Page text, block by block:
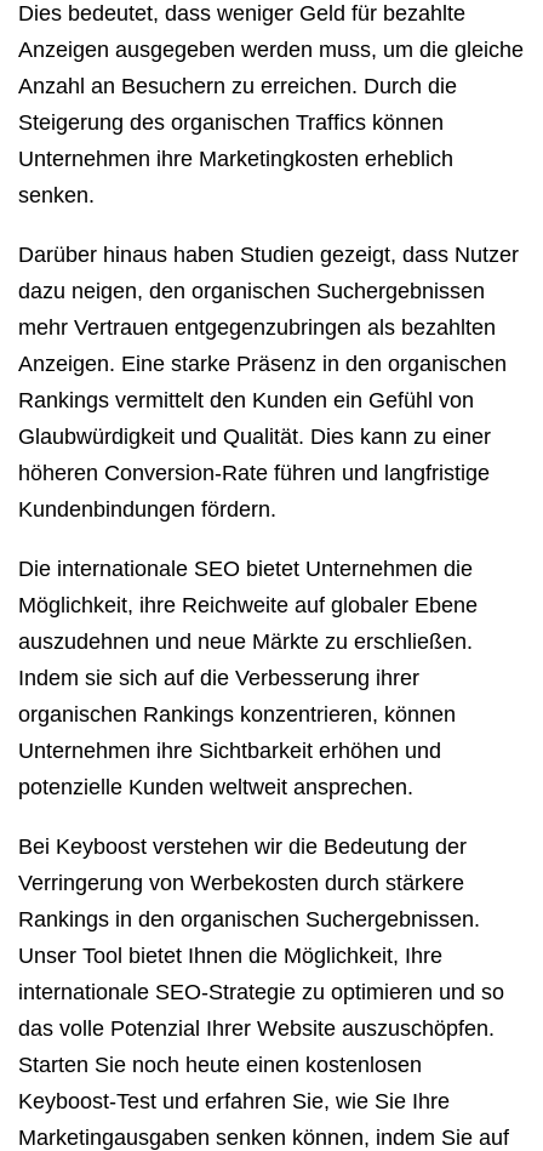
Dies bedeutet, dass weniger Geld für bezahlte
Anzeigen ausgegeben werden muss, um die gleiche
Anzahl an Besuchern zu erreichen. Durch die
Steigerung des organischen Traffics können
Unternehmen ihre Marketingkosten erheblich
senken.
Darüber hinaus haben Studien gezeigt, dass Nutzer
dazu neigen, den organischen Suchergebnissen
mehr Vertrauen entgegenzubringen als bezahlten
Anzeigen. Eine starke Präsenz in den organischen
Rankings vermittelt den Kunden ein Gefühl von
Glaubwürdigkeit und Qualität. Dies kann zu einer
höheren Conversion-Rate führen und langfristige
Kundenbindungen fördern.
Die internationale SEO bietet Unternehmen die
Möglichkeit, ihre Reichweite auf globaler Ebene
auszudehnen und neue Märkte zu erschließen.
Indem sie sich auf die Verbesserung ihrer
organischen Rankings konzentrieren, können
Unternehmen ihre Sichtbarkeit erhöhen und
potenzielle Kunden weltweit ansprechen.
Bei Keyboost verstehen wir die Bedeutung der
Verringerung von Werbekosten durch stärkere
Rankings in den organischen Suchergebnissen.
Unser Tool bietet Ihnen die Möglichkeit, Ihre
internationale SEO-Strategie zu optimieren und so
das volle Potenzial Ihrer Website auszuschöpfen.
Starten Sie noch heute einen kostenlosen
Keyboost-Test und erfahren Sie, wie Sie Ihre
Marketingausgaben senken können, indem Sie auf